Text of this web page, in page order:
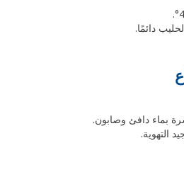
دائمًا.
بماء دافئ وصابون.
التهوية.